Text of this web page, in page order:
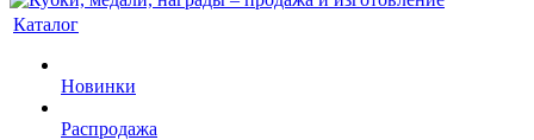
Каталог
Новинки
Распродажа